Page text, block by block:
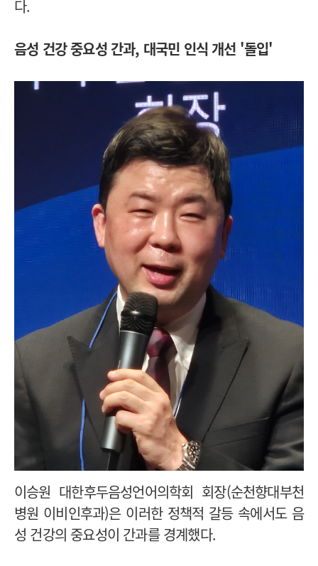
다.
음성 건강 중요성 간과, 대국민 인식 개선 '돌입'
이승원 대한후두음성언어의학회 회장(순천향대부천
병원 이비인후과)은 이러한 정책적 갈등 속에서도 음
성 건강의 중요성이 간과를 경계했다.